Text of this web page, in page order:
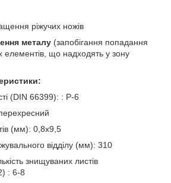
ріжучих ножів
металу (запобігання попадання
елементів, що надходять у зону
(DIN 66399): : P-6
(мм): 0,8x9,5
відділу (мм): 310
знищуваних листів
) : 6-8